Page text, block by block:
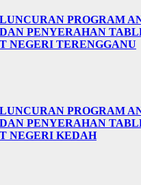
PROGRAM
DAN PENYERAHAN
NEGERI TERENGGANU
PROGRAM
DAN PENYERAHAN
NEGERI KEDAH